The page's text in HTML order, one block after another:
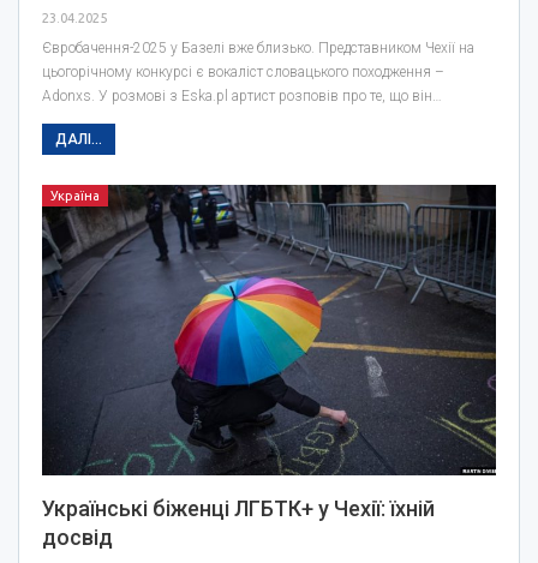
23.04.2025
Євробачення-2025 у Базелі вже близько. Представником Чехії на
цьогорічному конкурсі є вокаліст словацького походження –
Adonxs. У розмові з Eska.pl артист розповів про те, що він…
ДАЛІ...
Україна
Українські біженці ЛГБТК+ у Чехії: їхній
досвід